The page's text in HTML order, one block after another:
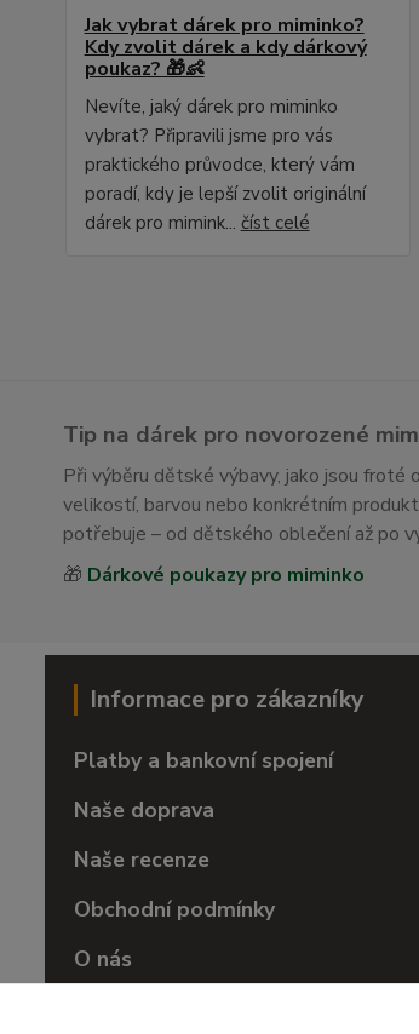
Jak vybrat dárek pro miminko?
Kdy zvolit dárek a kdy dárkový
poukaz? 🎁👶
Nevíte, jaký dárek pro miminko
vybrat? Připravili jsme pro vás
praktického průvodce, který vám
poradí, kdy je lepší zvolit originální
dárek pro mimink... číst celé
Tip na dárek pro novorozené
Při výběru dětské výbavy, jako jsou froté
velikostí, barvou nebo konkrétním
potřebuje – od dětského oblečení až po
🎁 Dárkové poukazy pro miminko
Informace pro zákazníky
Platby a bankovní spojení
Naše doprava
Naše recenze
Obchodní podmínky
O nás